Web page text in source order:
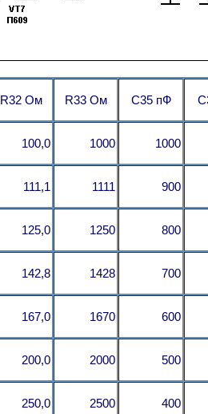
R32 Ом R33 Ом C35 пФ
100,0 1000 1000
111,1 1111 900
125,0 1250 800
142,8 1428 700
167,0 1670 600
200,0 2000 500
250,0 2500 400